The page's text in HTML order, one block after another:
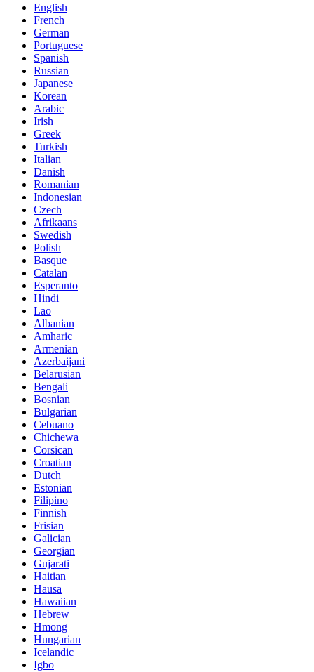
English
French
German
Portuguese
Spanish
Russian
Japanese
Korean
Arabic
Irish
Greek
Turkish
Italian
Danish
Romanian
Indonesian
Czech
Afrikaans
Swedish
Polish
Basque
Catalan
Esperanto
Hindi
Lao
Albanian
Amharic
Armenian
Azerbaijani
Belarusian
Bengali
Bosnian
Bulgarian
Cebuano
Chichewa
Corsican
Croatian
Dutch
Estonian
Filipino
Finnish
Frisian
Galician
Georgian
Gujarati
Haitian
Hausa
Hawaiian
Hebrew
Hmong
Hungarian
Icelandic
Igbo